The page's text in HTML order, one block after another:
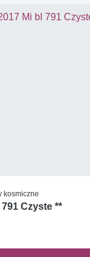
kosmiczne
Czyste **